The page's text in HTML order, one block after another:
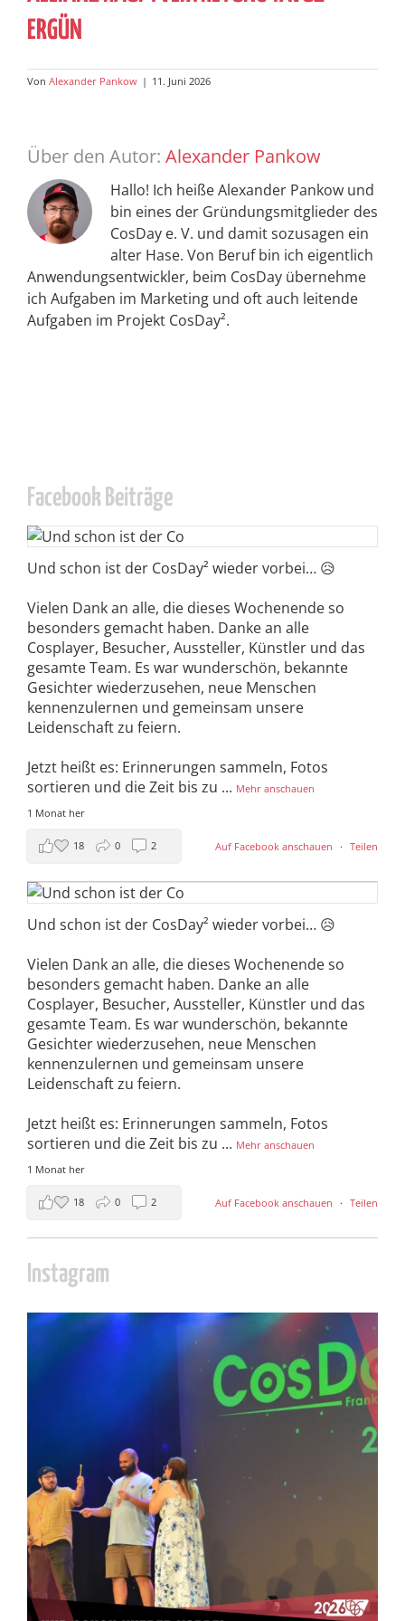
ERGÜN
Von Alexander Pankow | 11. Juni 2026
Über den Autor: Alexander Pankow
Hallo! Ich heiße Alexander Pankow und
bin eines der Gründungsmitglieder des
CosDay e. V. und damit sozusagen ein
alter Hase. Von Beruf bin ich eigentlich
Anwendungsentwickler, beim CosDay übernehme
ich Aufgaben im Marketing und oft auch leitende
Aufgaben im Projekt CosDay².
Facebook Beiträge
Und schon ist der CosDay² wieder vorbei… 😥
Vielen Dank an alle, die dieses Wochenende so
besonders gemacht haben. Danke an alle
Cosplayer, Besucher, Aussteller, Künstler und das
gesamte Team. Es war wunderschön, bekannte
Gesichter wiederzusehen, neue Menschen
kennenzulernen und gemeinsam unsere
Leidenschaft zu feiern.
Jetzt heißt es: Erinnerungen sammeln, Fotos
sortieren und die Zeit bis zu ... Mehr anschauen
1 Monat her
Auf Facebook anschauen · Teilen
18 0 2
Und schon ist der CosDay² wieder vorbei… 😥
Vielen Dank an alle, die dieses Wochenende so
besonders gemacht haben. Danke an alle
Cosplayer, Besucher, Aussteller, Künstler und das
gesamte Team. Es war wunderschön, bekannte
Gesichter wiederzusehen, neue Menschen
kennenzulernen und gemeinsam unsere
Leidenschaft zu feiern.
Jetzt heißt es: Erinnerungen sammeln, Fotos
sortieren und die Zeit bis zu ... Mehr anschauen
1 Monat her
Auf Facebook anschauen · Teilen
18 0 2
Instagram
cosday
Juli 5
133 25